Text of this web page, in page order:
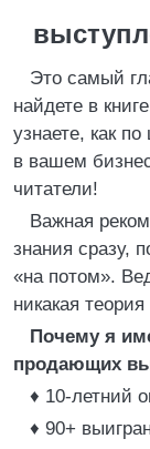
Это самый
найдете в
узнаете, как
в вашем
читатели!
Важная
знания сразу,
«на потом».
никакая
Почему я
продающих
♦ 10-летний
♦ 90+